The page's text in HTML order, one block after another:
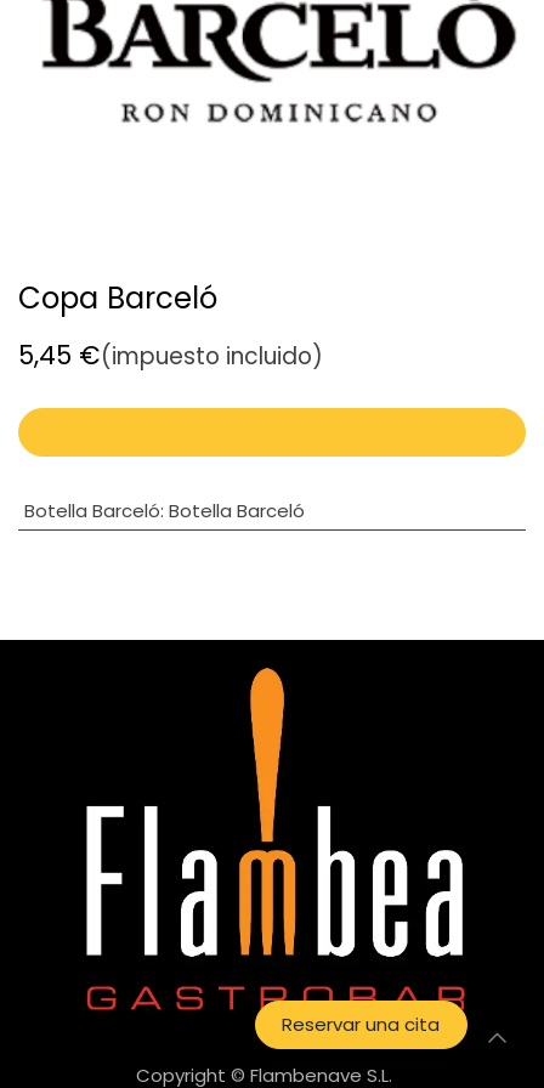
Copa Barceló
5,45 €(impuesto incluido)
Botella Barceló: Botella Barceló
Reservar una cita
Copyright © Flambenave S.L.